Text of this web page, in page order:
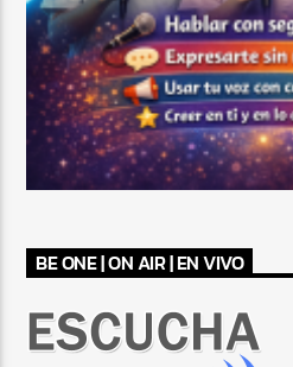
BE ONE | ON AIR | EN VIVO